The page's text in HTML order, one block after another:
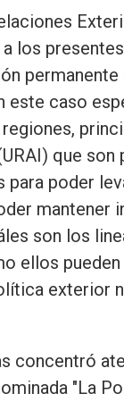
a los
este caso
que
para poder
mantener
son los
ellos
exterior
concentró
"La